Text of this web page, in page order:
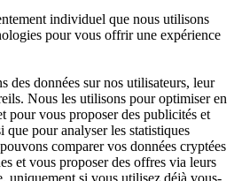
individuel que nous utilisons
pour vous offrir une expérience
des données sur nos utilisateurs, leur
Nous les utilisons pour optimiser en
pour vous proposer des publicités et
que pour analyser les statistiques
comparer vos données cryptées
et vous proposer des offres via leurs
uniquement si vous utilisez déjà vous-